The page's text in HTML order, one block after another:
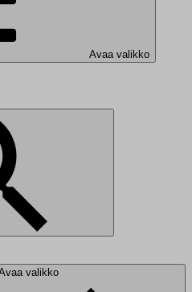
Avaa valikko
valikko